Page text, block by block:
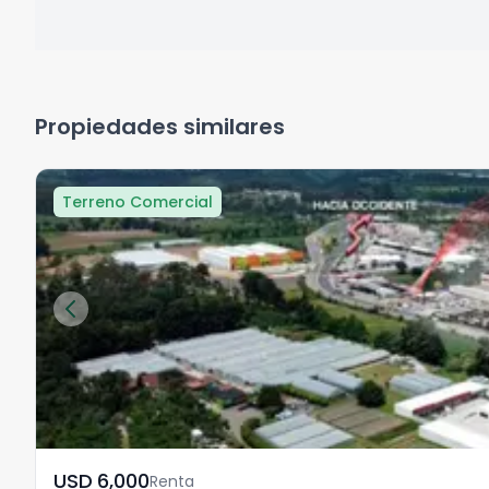
Propiedades similares
Terreno Comercial
USD	6,000Renta